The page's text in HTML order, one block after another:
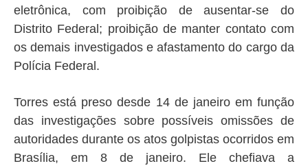
eletrônica, com proibição de ausentar-se do
Distrito Federal; proibição de manter contato com
os demais investigados e afastamento do cargo da
Polícia Federal.
Torres está preso desde 14 de janeiro em função
das investigações sobre possíveis omissões de
autoridades durante os atos golpistas ocorridos em
Brasília, em 8 de janeiro. Ele chefiava a